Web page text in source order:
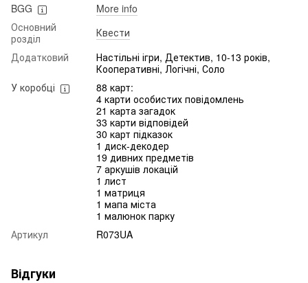
BGG
More info
Основний
розділ
Квести
Додатковий
Настільні ігри, Детектив, 10-13 років,
Кооперативні, Логічні, Соло
У коробці
88 карт:
4 карти особистих повідомлень
21 карта загадок
33 карти відповідей
30 карт підказок
1 диск-декодер
19 дивних предметів
7 аркушів локацій
1 лист
1 матриця
1 мапа міста
1 малюнок парку
Артикул
R073UA
Відгуки